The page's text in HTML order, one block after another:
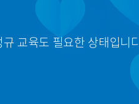
교육도 필요한 상태입니